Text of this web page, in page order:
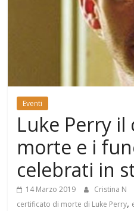
Eventi
Luke Perry
morte e i
celebrati in
14 Marzo 2019 Cristina N
certificato di morte di Luke Perry,